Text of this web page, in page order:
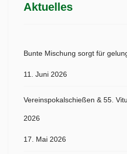
Aktuelles
Bunte Mischung sorgt für
11. Juni 2026
Vereinspokalschießen & 55.
2026
17. Mai 2026